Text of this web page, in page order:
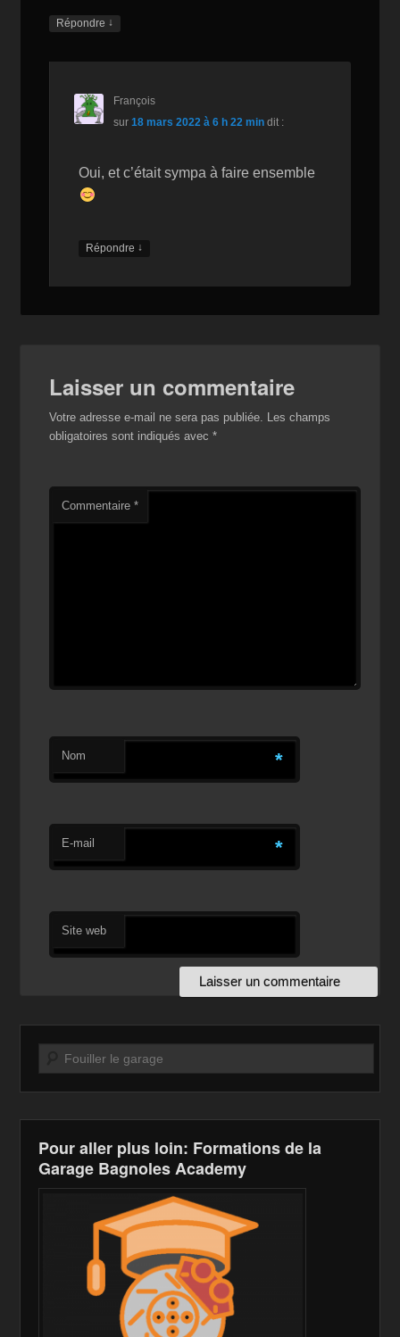
Répondre ↓
François
sur 18 mars 2022 à 6 h 22 min dit :
Oui, et c’était sympa à faire ensemble
Répondre ↓
Laisser un commentaire
Votre adresse e-mail ne sera pas publiée. Les champs
obligatoires sont indiqués avec*
Commentaire*
Nom *
E-mail *
Site web
Recherche
Pour aller plus loin: Formations de la
Garage Bagnoles Academy